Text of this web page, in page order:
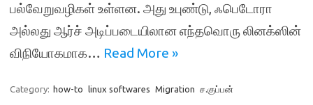
பல்வேறுவழிகள் உள்ளன. அது உபுண்டு, ஃபெடோரா
அல்லது ஆர்ச் அடிப்படையிலான எந்தவொரு லினக்ஸின்
விநியோகமாக… Read More »
Category: how-to linux softwares Migration ச.குப்பன்